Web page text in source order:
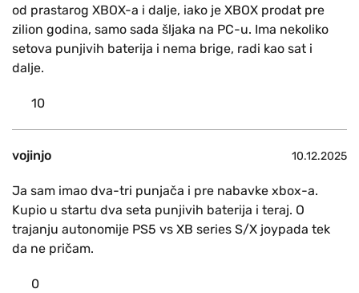
od prastarog XBOX-a i dalje, iako je XBOX prodat pre
zilion godina, samo sada šljaka na PC-u. Ima nekoliko
setova punjivih baterija i nema brige, radi kao sat i
dalje.
10
vojinjo 10.12.2025
Ja sam imao dva-tri punjača i pre nabavke xbox-a.
Kupio u startu dva seta punjivih baterija i teraj. O
trajanju autonomije PS5 vs XB series S/X joypada tek
da ne pričam.
0